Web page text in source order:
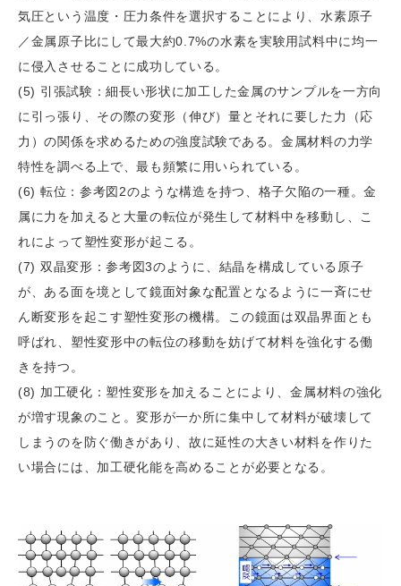
気圧という温度・圧力条件を選択することにより、水素原子
／金属原子比にして最大約0.7%の水素を実験用試料中に均一
に侵入させることに成功している。
(5) 引張試験：細長い形状に加工した金属のサンプルを一方向
に引っ張り、その際の変形（伸び）量とそれに要した力（応
力）の関係を求めるための強度試験である。金属材料の力学
特性を調べる上で、最も頻繁に用いられている。
(6) 転位：参考図2のような構造を持つ、格子欠陥の一種。金
属に力を加えると大量の転位が発生して材料中を移動し、こ
れによって塑性変形が起こる。
(7) 双晶変形：参考図3のように、結晶を構成している原子
が、ある面を境として鏡面対象な配置となるように一斉にせ
ん断変形を起こす塑性変形の機構。この鏡面は双晶界面とも
呼ばれ、塑性変形中の転位の移動を妨げて材料を強化する働
きを持つ。
(8) 加工硬化：塑性変形を加えることにより、金属材料の強化
が増す現象のこと。変形が一か所に集中して材料が破壊して
しまうのを防ぐ働きがあり、故に延性の大きい材料を作りた
い場合には、加工硬化能を高めることが必要となる。